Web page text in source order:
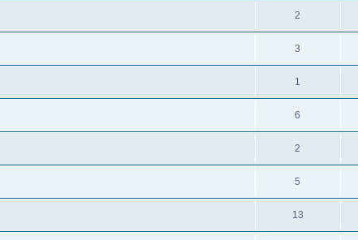
2
3
1
6
2
5
13